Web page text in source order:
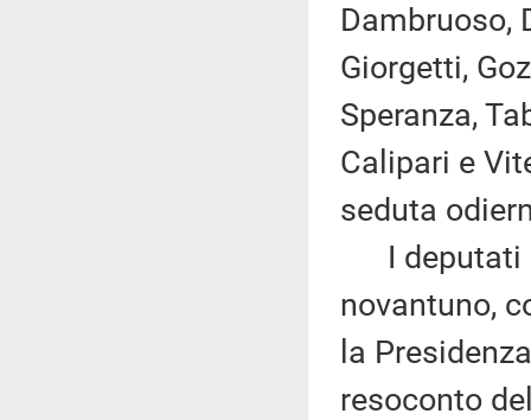
Dambruoso,
Giorgetti,
Speranza,
Calipari e
seduta
I deputati
novantuno,
la
resoconto